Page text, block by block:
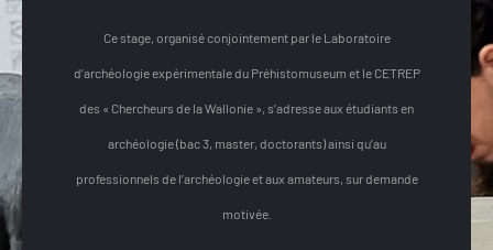
Ce stage, organisé conjointement par le Laboratoire
d’archéologie expérimentale du Préhistomuseum et le CETREP
des « Chercheurs de la Wallonie », s’adresse aux étudiants en
archéologie (bac 3, master, doctorants) ainsi qu’au
professionnels de l’archéologie et aux amateurs, sur demande
motivée.